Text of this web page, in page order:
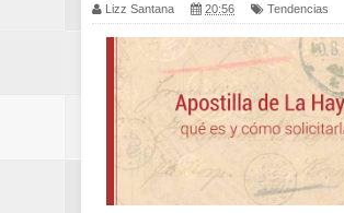
Lizz Santana 20:56 Tendencias